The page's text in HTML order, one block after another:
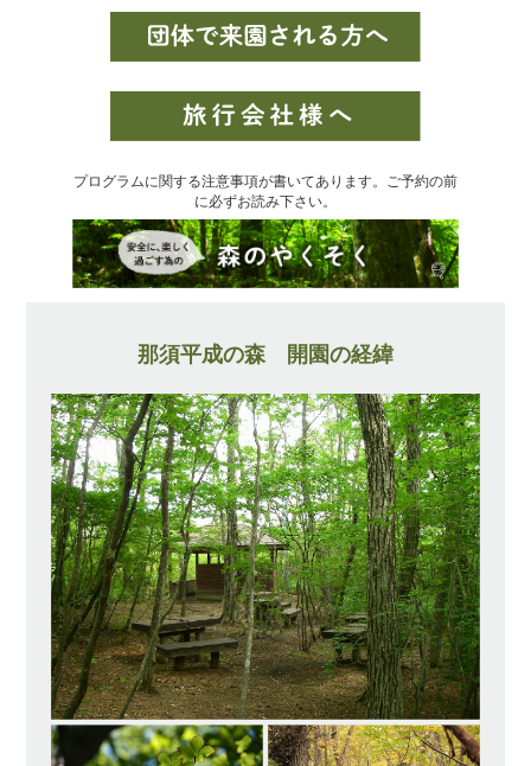
プログラムに関する注意事項が書いてあります。ご予約の前
に必ずお読み下さい。
那須平成の森 開園の経緯